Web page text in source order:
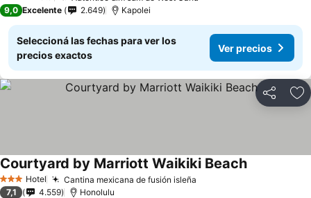
9,0 Excelente 2.649 Kapolei
Seleccioná las fechas para ver los
precios exactos
Ver precios
Compartir
3 Estrellas
Hotel Cantina mexicana de fusión isleña
Courtyard by Marriott Waikiki Beach
7,1 4.559 Honolulu